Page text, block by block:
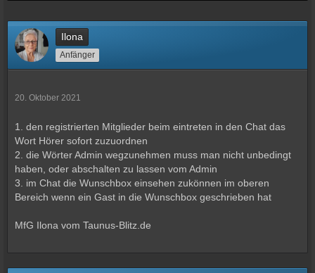
Ilona
Anfänger
20. Oktober 2021
1. den registrierten Mitglieder beim eintreten in den Chat das
Wort Hörer sofort zuzuordnen
2. die Wörter Admin wegzunehmen muss man nicht unbedingt
haben, oder abschalten zu lassen vom Admin
3. im Chat die Wunschbox einsehen zukönnen im oberen
Bereich wenn ein Gast in die Wunschbox geschrieben hat
MfG Ilona vom Taunus-Blitz.de